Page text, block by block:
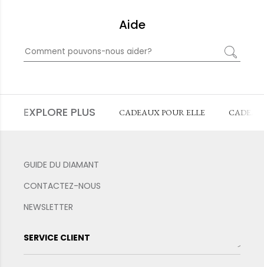
Aide
EXPLORE PLUS CADEAUX POUR ELLE
GUIDE DU DIAMANT
CONTACTEZ-NOUS
NEWSLETTER
SERVICE CLIENT